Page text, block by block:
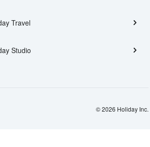
Travel
Studio
© 2026 Holiday Inc.